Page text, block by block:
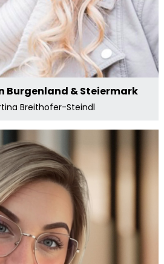
Burgenland & Steiermark
Breithofer-Steindl